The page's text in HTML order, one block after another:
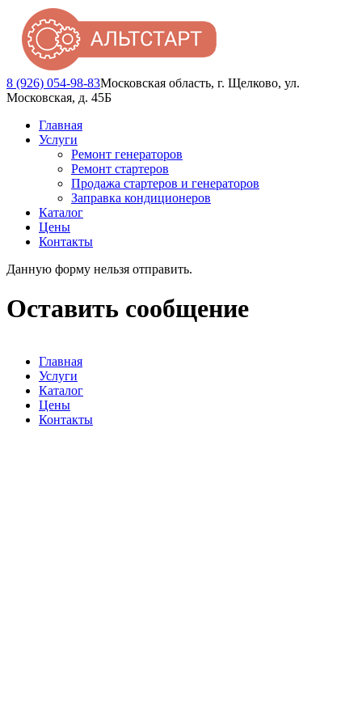
8 (926) 054-98-83Московская область, г. Щелково, ул.
Московская, д. 45Б
Главная
Услуги
Ремонт генераторов
Ремонт стартеров
Продажа стартеров и генераторов
Заправка кондиционеров
Каталог
Цены
Контакты
Данную форму нельзя отправить.
Оставить сообщение
Главная
Услуги
Каталог
Цены
Контакты